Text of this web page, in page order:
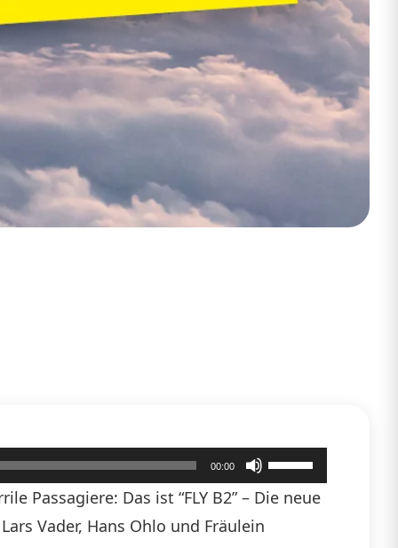
00:00
Pfeiltasten
Hoch/Runter
Passagiere: Das ist “FLY B2” – Die neue
Vader, Hans Ohlo und Fräulein